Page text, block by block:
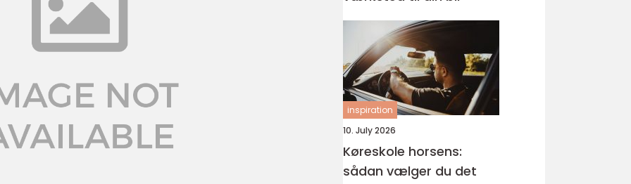
inspiration
10. July 2026
Køreskole horsens:
sådan vælger du det